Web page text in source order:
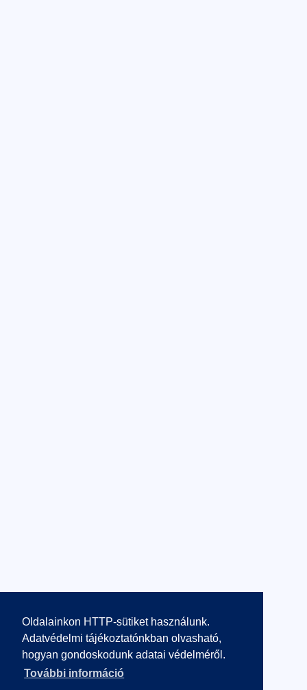
Oldalainkon HTTP-sütiket használunk.
Adatvédelmi tájékoztatónkban olvasható,
hogyan gondoskodunk adatai védelméről.
További információ